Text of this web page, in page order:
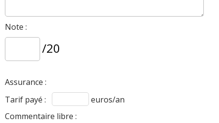
Note :
/20
Assurance :
Tarif payé :
euros/an
Commentaire libre :